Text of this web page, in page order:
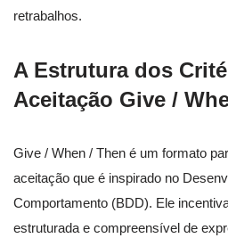
retrabalhos.
A Estrutura dos
Aceitação Give /
Give / When / Then é um formato
aceitação que é inspirado no
Comportamento (BDD). Ele
estruturada e compreensível de